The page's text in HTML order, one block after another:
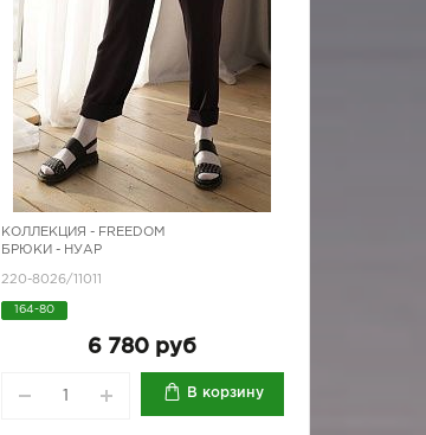
КОЛЛЕКЦИЯ - FREEDOM
БРЮКИ - НУАР
220-8026/11011
164-80
6 780 руб
В корзину